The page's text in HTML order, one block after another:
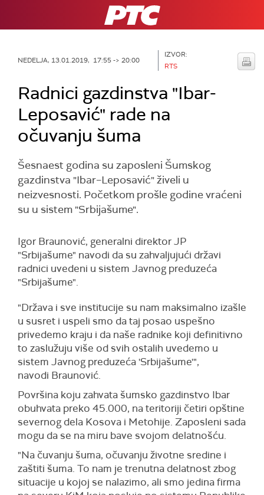
RTS
NEDELJA, 13.01.2019, 17:55 -> 20:00
IZVOR:
RTS
Radnici gazdinstva "Ibar-
Leposavić" rade na
očuvanju šuma
Šesnaest godina su zaposleni Šumskog
gazdinstva "Ibar–Leposavić" živeli u
neizvesnosti. Početkom prošle godine vraćeni
su u sistem "Srbijašume".
Igor Braunović, generalni direktor JP
"Srbijašume" navodi da su zahvaljujući državi
radnici uvedeni u sistem Javnog preduzeća
"Srbijašume".
"Država i sve institucije su nam maksimalno izašle
u susret i uspeli smo da taj posao uspešno
privedemo kraju i da naše radnike koji definitivno
to zaslužuju više od svih ostalih uvedemo u
sistem Javnog preduzeća 'Srbijašume'",
navodi Braunović.
Površina koju zahvata šumsko gazdinstvo Ibar
obuhvata preko 45.000, na teritoriji četiri opštine
severnog dela Kosova i Metohije. Zaposleni sada
mogu da se na miru bave svojom delatnošću.
"Na čuvanju šuma, očuvanju životne sredine i
zaštiti šuma. To nam je trenutna delatnost zbog
situacije u kojoj se nalazimo, ali smo jedina firma